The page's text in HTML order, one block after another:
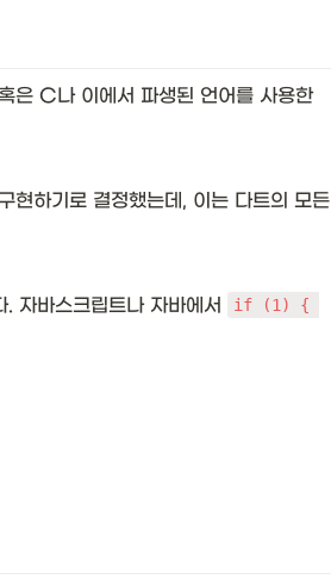
은 C나 이에서 파생된 언어를 사용한
현하기로 결정했는데, 이는 다트의 모든
자바스크립트나 자바에서 if (1) {